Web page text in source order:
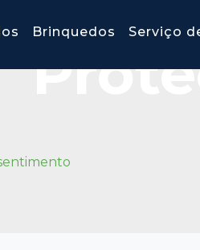
Brinquedos Serviço